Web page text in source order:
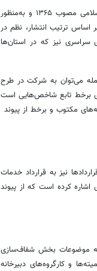
این ضوابط به استناد صدر ۵ ماده ۲ قانون اهداف و وظایف وزارت فرهنگ و ارشاد اسلامی مصوب ۱۳۶۵ و به‌منظور
اساس ترتیب انتشار، نظم در
سراسری نیز که در استان‌ها
جمله می‌توان به شرکت در طرح
برخط تابع شاخص‌هایی است
مکتوب و برخط از پیوند
نیز به قرارداد خدمات
اشاره کرده است که از پیوند
موضوعات بخش شفاف‌سازی
و کارگروه‌های دبیرخانه